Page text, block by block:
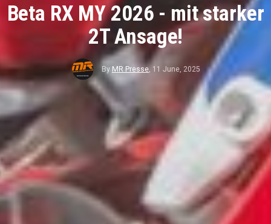
Beta RX MY 2026 - mit starker
2T Ansage!
By MR Presse, 11 June, 2025